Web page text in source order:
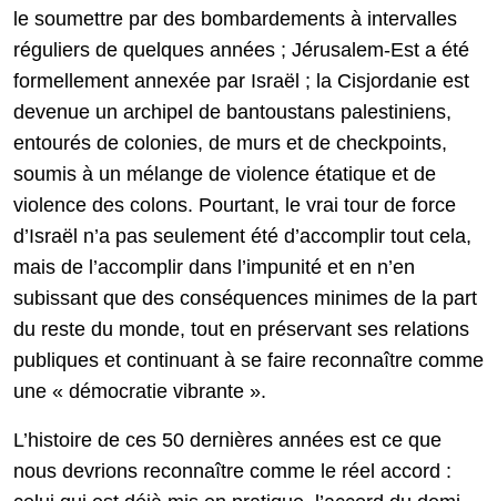
le soumettre par des bombardements à intervalles
réguliers de quelques années ; Jérusalem-Est a été
formellement annexée par Israël ; la Cisjordanie est
devenue un archipel de bantoustans palestiniens,
entourés de colonies, de murs et de checkpoints,
soumis à un mélange de violence étatique et de
violence des colons. Pourtant, le vrai tour de force
d’Israël n’a pas seulement été d’accomplir tout cela,
mais de l’accomplir dans l’impunité et en n’en
subissant que des conséquences minimes de la part
du reste du monde, tout en préservant ses relations
publiques et continuant à se faire reconnaître comme
une « démocratie vibrante ».
L’histoire de ces 50 dernières années est ce que
nous devrions reconnaître comme le réel accord :